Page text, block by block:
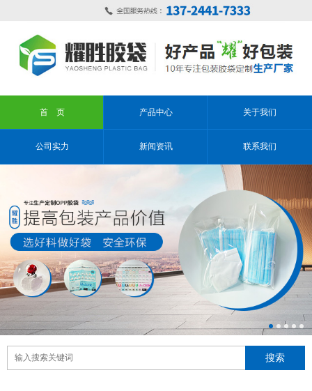
首 页 产品中心 关于我们
公司实力 新闻资讯 联系我们